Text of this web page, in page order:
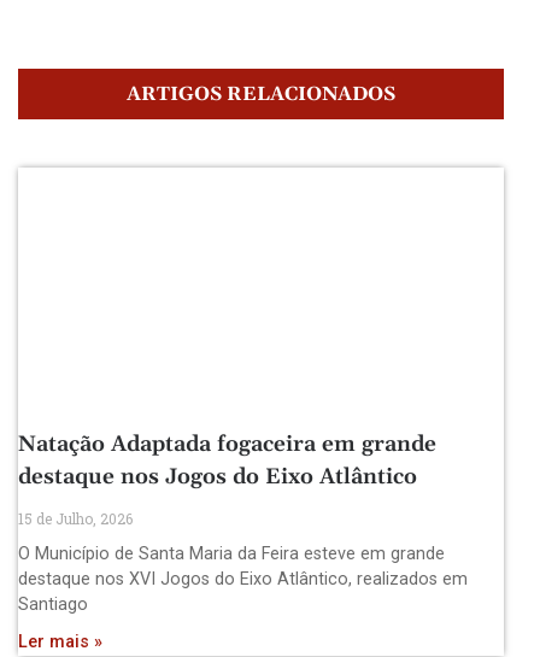
ARTIGOS RELACIONADOS
Natação Adaptada fogaceira em grande
destaque nos Jogos do Eixo Atlântico
15 de Julho, 2026
O Município de Santa Maria da Feira esteve em grande
destaque nos XVI Jogos do Eixo Atlântico, realizados em
Santiago
Ler mais »